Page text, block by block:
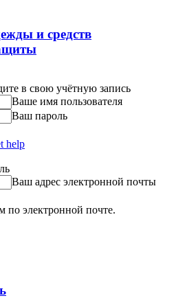
и средств
в свою учётную запись
Ваше имя пользователя
Ваш пароль
help
Ваш адрес электронной почты
по электронной почте.